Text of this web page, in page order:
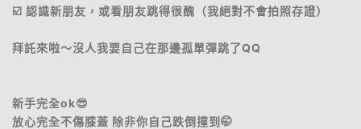
☑️ 認識新朋友，或看朋友跳得很醜（我絕對不會拍照存證）
拜託來啦～沒人我要自己在那邊孤單彈跳了QQ
新手完全ok😎
放心完全不傷膝蓋 除非你自己跌倒撞到🤭